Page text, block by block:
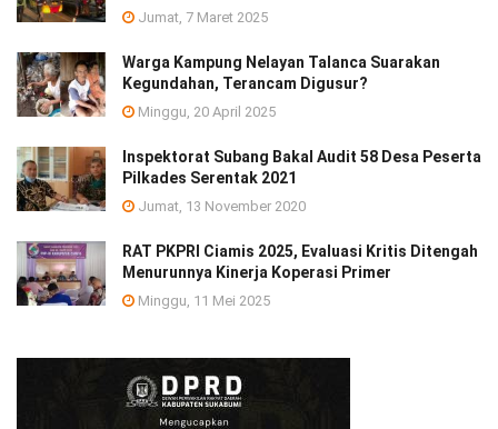
Jumat, 7 Maret 2025
Warga Kampung Nelayan Talanca Suarakan
Kegundahan, Terancam Digusur?
Minggu, 20 April 2025
Inspektorat Subang Bakal Audit 58 Desa Peserta
Pilkades Serentak 2021
Jumat, 13 November 2020
RAT PKPRI Ciamis 2025, Evaluasi Kritis Ditengah
Menurunnya Kinerja Koperasi Primer
Minggu, 11 Mei 2025